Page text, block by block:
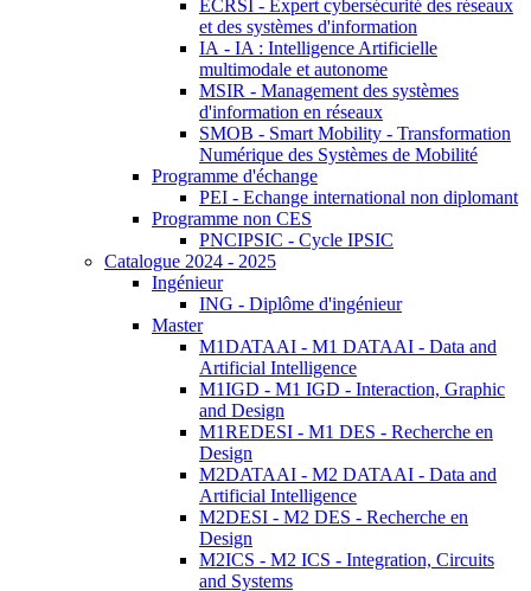
ECRSI - Expert cybersécurité des réseaux
et des systèmes d'information
IA - IA : Intelligence Artificielle
multimodale et autonome
MSIR - Management des systèmes
d'information en réseaux
SMOB - Smart Mobility - Transformation
Numérique des Systèmes de Mobilité
Programme d'échange
PEI - Echange international non diplomant
Programme non CES
PNCIPSIC - Cycle IPSIC
Catalogue 2024 - 2025
Ingénieur
ING - Diplôme d'ingénieur
Master
M1DATAAI - M1 DATAAI - Data and
Artificial Intelligence
M1IGD - M1 IGD - Interaction, Graphic
and Design
M1REDESI - M1 DES - Recherche en
Design
M2DATAAI - M2 DATAAI - Data and
Artificial Intelligence
M2DESI - M2 DES - Recherche en
Design
M2ICS - M2 ICS - Integration, Circuits
and Systems